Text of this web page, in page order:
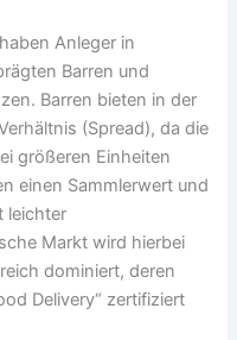
Anleger in
Barren und
Barren bieten in der
(Spread), da die
größeren Einheiten
einen Sammlerwert und
leichter
Markt wird hierbei
dominiert, deren
Delivery“ zertifiziert